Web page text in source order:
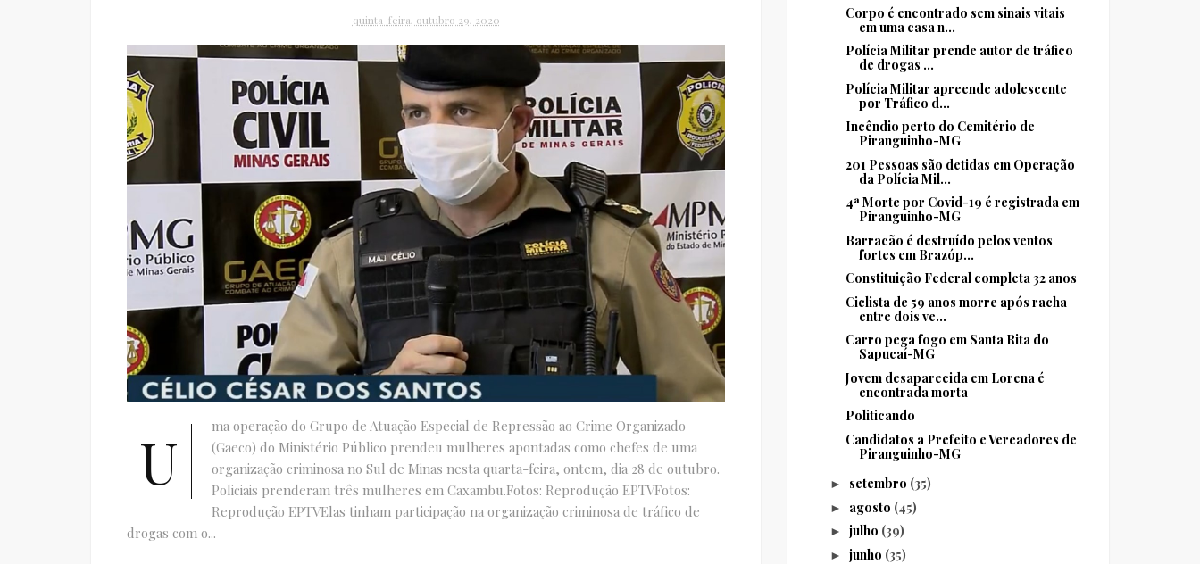
quinta-feira, outubro 29, 2020
U
ma operação do Grupo de Atuação Especial de Repressão ao Crime Organizado
(Gaeco) do Ministério Público prendeu mulheres apontadas como chefes de uma
organização criminosa no Sul de Minas nesta quarta-feira, ontem, dia 28 de outubro.
Policiais prenderam três mulheres em Caxambu.Fotos: Reprodução EPTVFotos:
Reprodução EPTVElas tinham participação na organização criminosa de tráfico de
drogas com o...
Corpo é encontrado sem sinais vitais
em uma casa n...
Polícia Militar prende autor de tráfico
de drogas ...
Polícia Militar apreende adolescente
por Tráfico d...
Incêndio perto do Cemitério de
Piranguinho-MG
201 Pessoas são detidas em Operação
da Polícia Mil...
4ª Morte por Covid-19 é registrada em
Piranguinho-MG
Barracão é destruído pelos ventos
fortes em Brazóp...
Constituição Federal completa 32 anos
Ciclista de 59 anos morre após racha
entre dois ve...
Carro pega fogo em Santa Rita do
Sapucaí-MG
Jovem desaparecida em Lorena é
encontrada morta
Politicando
Candidatos a Prefeito e Vereadores de
Piranguinho-MG
► setembro (35)
► agosto (45)
► julho (39)
► junho (35)